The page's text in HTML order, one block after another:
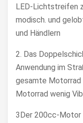
LED-Lichtstreifen
modisch. und
und Händlern
2. Das
Anwendung im
gesamte Motorrad
Motorrad wenig
3Der 200cc-